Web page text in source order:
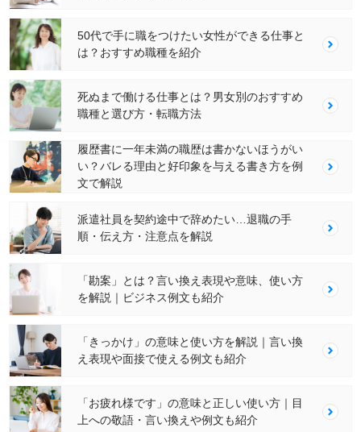
50代で手に職をつけたい女性ができる仕事と
は？おすすめ職種を紹介
死ぬまで働ける仕事とは？男女別のおすすめ
職種と選び方・転職方法
履歴書に一年未満の職歴は書かないほうがい
い？バレる理由と好印象を与える書き方を例
文で解説
派遣社員を契約途中で辞めたい…退職の手
順・伝え方・注意点を解説
「勘案」とは？言い換え表現や意味、使い方
を解説｜ビジネス例文も紹介
「きっかけ」の意味と使い方を解説｜言い換
え表現や面接で使える例文も紹介
「お疲れ様です」の意味と正しい使い方｜目
上への敬語・言い換えや例文も紹介